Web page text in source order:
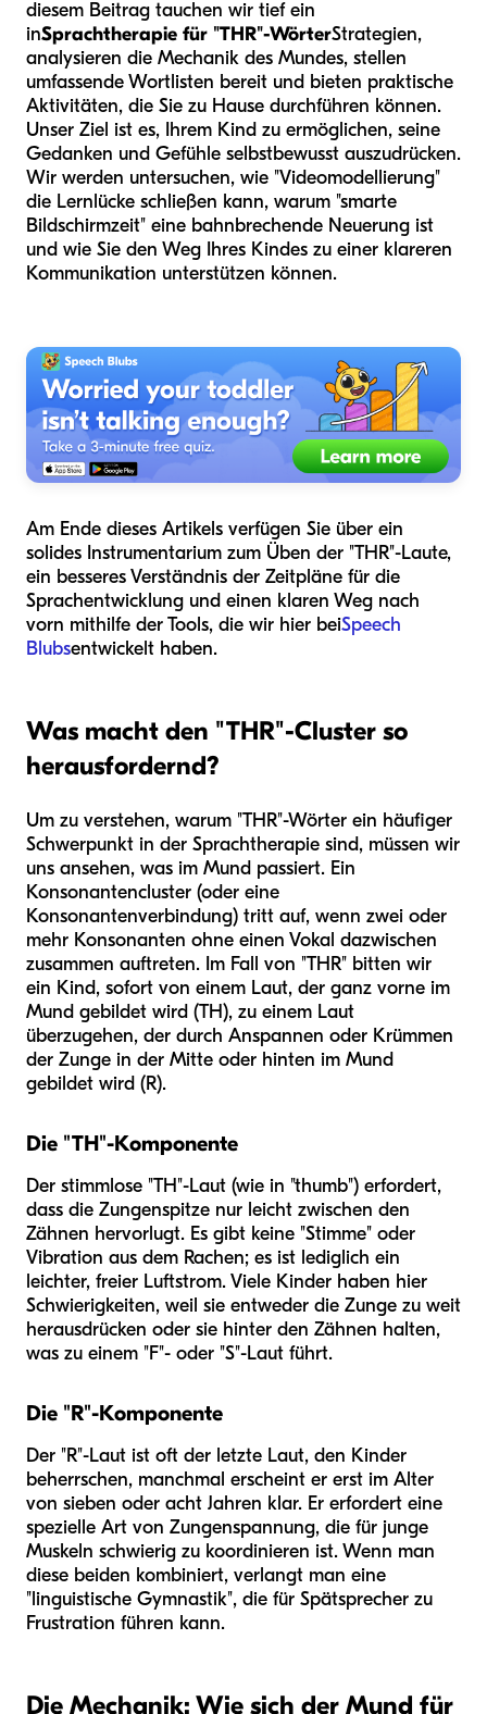
diesem Beitrag tauchen wir tief ein
inSprachtherapie für "THR"-WörterStrategien,
analysieren die Mechanik des Mundes, stellen
umfassende Wortlisten bereit und bieten praktische
Aktivitäten, die Sie zu Hause durchführen können.
Unser Ziel ist es, Ihrem Kind zu ermöglichen, seine
Gedanken und Gefühle selbstbewusst auszudrücken.
Wir werden untersuchen, wie "Videomodellierung"
die Lernlücke schließen kann, warum "smarte
Bildschirmzeit" eine bahnbrechende Neuerung ist
und wie Sie den Weg Ihres Kindes zu einer klareren
Kommunikation unterstützen können.
Am Ende dieses Artikels verfügen Sie über ein
solides Instrumentarium zum Üben der "THR"-Laute,
ein besseres Verständnis der Zeitpläne für die
Sprachentwicklung und einen klaren Weg nach
vorn mithilfe der Tools, die wir hier beiSpeech
Blubsentwickelt haben.
Was macht den "THR"-Cluster so
herausfordernd?
Um zu verstehen, warum "THR"-Wörter ein häufiger
Schwerpunkt in der Sprachtherapie sind, müssen wir
uns ansehen, was im Mund passiert. Ein
Konsonantencluster (oder eine
Konsonantenverbindung) tritt auf, wenn zwei oder
mehr Konsonanten ohne einen Vokal dazwischen
zusammen auftreten. Im Fall von "THR" bitten wir
ein Kind, sofort von einem Laut, der ganz vorne im
Mund gebildet wird (TH), zu einem Laut
überzugehen, der durch Anspannen oder Krümmen
der Zunge in der Mitte oder hinten im Mund
gebildet wird (R).
Die "TH"-Komponente
Der stimmlose "TH"-Laut (wie in "thumb") erfordert,
dass die Zungenspitze nur leicht zwischen den
Zähnen hervorlugt. Es gibt keine "Stimme" oder
Vibration aus dem Rachen; es ist lediglich ein
leichter, freier Luftstrom. Viele Kinder haben hier
Schwierigkeiten, weil sie entweder die Zunge zu weit
herausdrücken oder sie hinter den Zähnen halten,
was zu einem "F"- oder "S"-Laut führt.
Die "R"-Komponente
Der "R"-Laut ist oft der letzte Laut, den Kinder
beherrschen, manchmal erscheint er erst im Alter
von sieben oder acht Jahren klar. Er erfordert eine
spezielle Art von Zungenspannung, die für junge
Muskeln schwierig zu koordinieren ist. Wenn man
diese beiden kombiniert, verlangt man eine
"linguistische Gymnastik", die für Spätsprecher zu
Frustration führen kann.
Die Mechanik: Wie sich der Mund für